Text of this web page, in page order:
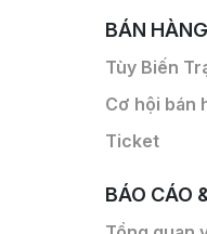
BÁN HÀNG
Tùy Biến
Cơ hội bán
Ticket
BÁO CÁO